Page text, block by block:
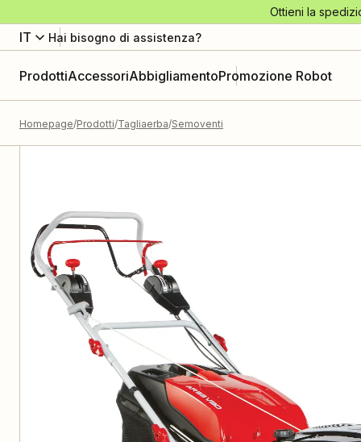
Ottieni la
IT Hai bisogno di assistenza?
ProdottiAccessoriAbbigliamentoPromozione Robot
Homepage Prodotti Tagliaerba Semoventi